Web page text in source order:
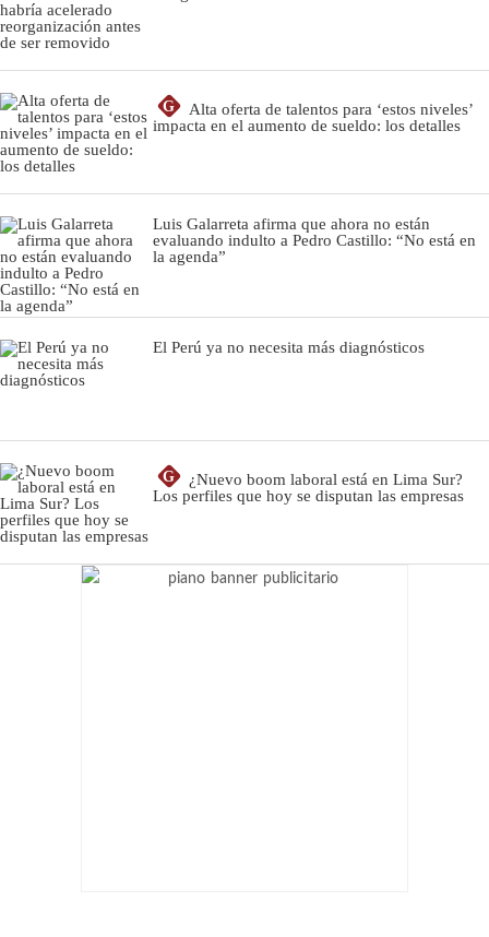
G
Alta oferta de talentos para ‘estos niveles’
impacta en el aumento de sueldo: los detalles
Luis Galarreta afirma que ahora no están
evaluando indulto a Pedro Castillo: “No está en
la agenda”
El Perú ya no necesita más diagnósticos
G
¿Nuevo boom laboral está en Lima Sur?
Los perfiles que hoy se disputan las empresas